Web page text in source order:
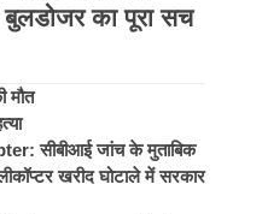
का पूरा सच
मौत
सीबीआई जांच के मुताबिक
खरीद घोटाले में सरकार